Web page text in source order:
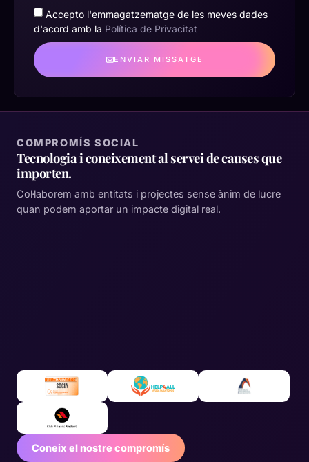
Accepto l'emmagatzematge de les meves dades
d'acord amb la Política de Privacitat
ENVIAR MISSATGE
COMPROMÍS SOCIAL
Tecnologia i coneixement al servei de causes que
importen.
Col·laborem amb entitats i projectes sense ànim de lucre
quan podem aportar un impacte digital real.
Coneix el nostre compromís